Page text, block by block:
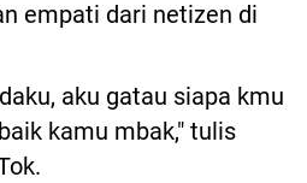
empati dari netizen di
aku gatau siapa kmu
kamu mbak," tulis